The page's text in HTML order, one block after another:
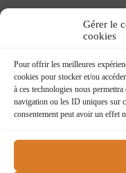
Gérer le
cookies
Pour offrir les meilleures
cookies pour stocker et/ou
à ces technologies nous
navigation ou les ID uniques sur
consentement peut avoir un effet